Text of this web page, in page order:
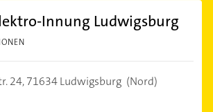
Innung Ludwigsburg
24,71634 Ludwigsburg (Nord)